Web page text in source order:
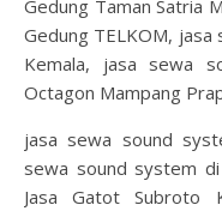
Gedung Taman Satria
Gedung TELKOM,
Kemala, jasa sewa
Octagon Mampang
jasa sewa sound
sewa sound system
Jasa Gatot Subroto